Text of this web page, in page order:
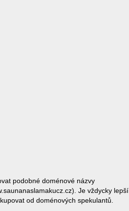
podobné doménové názvy
Je vždycky lepší
od doménových spekulantů.